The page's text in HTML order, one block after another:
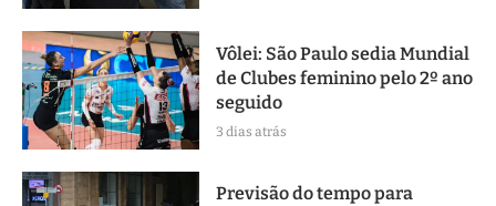
Vôlei: São Paulo sedia Mundial
de Clubes feminino pelo 2º ano
seguido
3 dias atrás
Previsão do tempo para